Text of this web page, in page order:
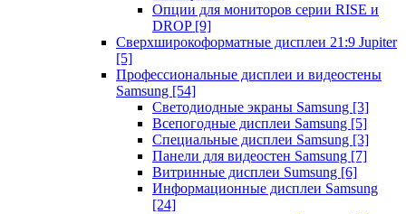
Опции для мониторов серии RISE и
DROP [9]
Сверхширокоформатные дисплеи 21:9 Jupiter
[5]
Профессиональные дисплеи и видеостены
Samsung [54]
Светодиодные экраны Samsung [3]
Всепогодные дисплеи Samsung [5]
Специальные дисплеи Samsung [3]
Панели для видеостен Samsung [7]
Витринные дисплеи Sumsung [6]
Информационные дисплеи Samsung
[24]